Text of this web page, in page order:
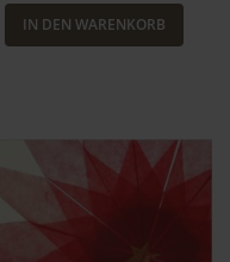
IN DEN WARENKORB